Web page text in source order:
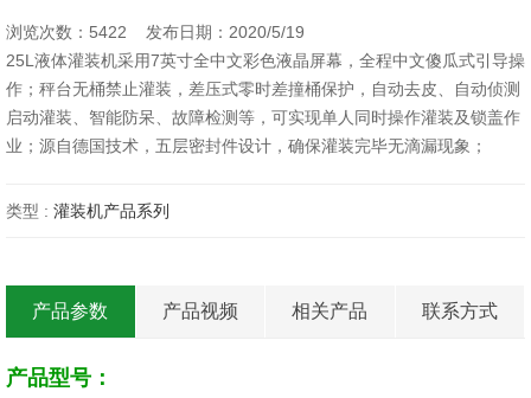
浏览次数：5422 发布日期：2020/5/19
25L液体灌装机采用7英寸全中文彩色液晶屏幕，全程中文傻瓜式引导操
作；秤台无桶禁止灌装，差压式零时差撞桶保护，自动去皮、自动侦测
启动灌装、智能防呆、故障检测等，可实现单人同时操作灌装及锁盖作
业；源自德国技术，五层密封件设计，确保灌装完毕无滴漏现象；
类型 : 灌装机产品系列
产品参数 产品视频 相关产品 联系方式
产品型号：